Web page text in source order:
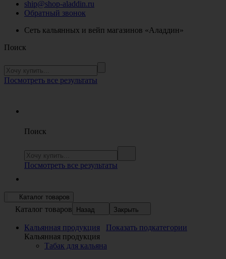
ship@shop-aladdin.ru
Обратный звонок
Сеть кальянных и вейп магазинов «Аладдин»
Поиск
Посмотреть все результаты
Поиск
Посмотреть все результаты
Каталог товаров
Каталог товаров Назад Закрыть
Кальянная продукция
Показать подкатегории
Кальянная продукция
Табак для кальяна